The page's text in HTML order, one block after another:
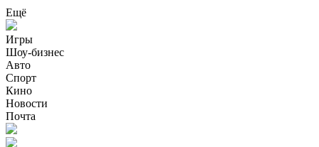
Ещё
Игры
Шоу-бизнес
Авто
Спорт
Кино
Новости
Почта